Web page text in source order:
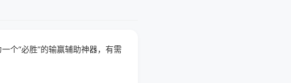
个“必胜”的输赢辅助神器，有需